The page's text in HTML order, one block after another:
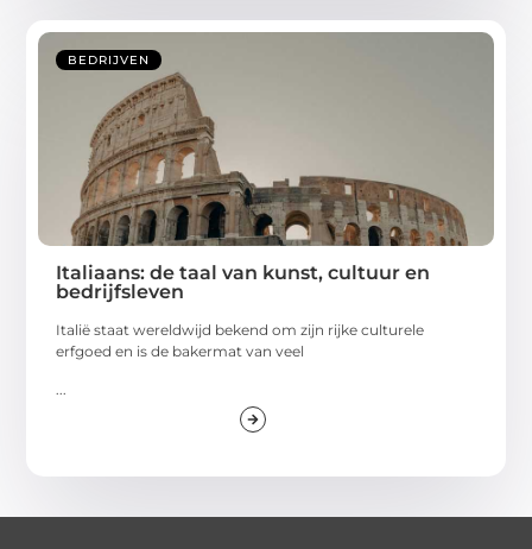
BEDRIJVEN
Italiaans: de taal van kunst, cultuur en
bedrijfsleven
Italië staat wereldwijd bekend om zijn rijke culturele
erfgoed en is de bakermat van veel
...